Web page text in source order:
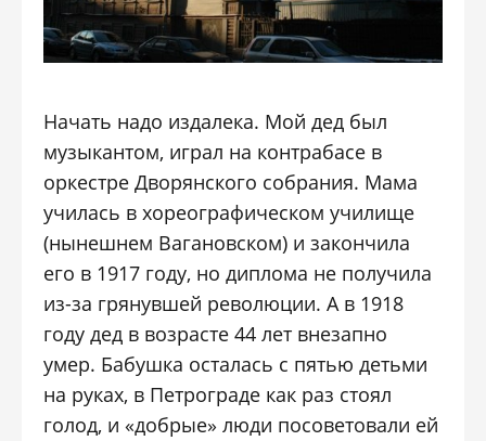
Начать надо издалека. Мой дед был
музыкантом, играл на контрабасе в
оркестре Дворянского собрания. Мама
училась в хореографическом училище
(нынешнем Вагановском) и закончила
его в 1917 году, но диплома не получила
из-за грянувшей революции. А в 1918
году дед в возрасте 44 лет внезапно
умер. Бабушка осталась с пятью детьми
на руках, в Петрограде как раз стоял
голод, и «добрые» люди посоветовали ей